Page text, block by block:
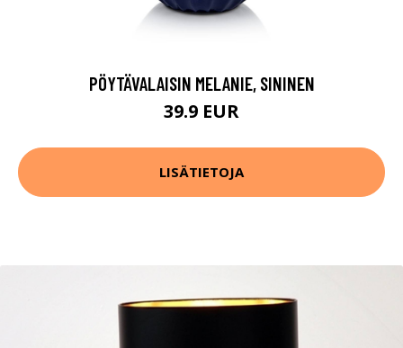
PÖYTÄVALAISIN MELANIE, SININEN
39.9 EUR
LISÄTIETOJA